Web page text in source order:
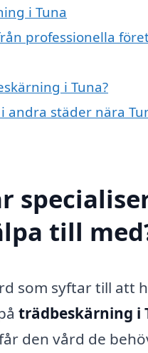
i Tuna
professionella
i Tuna?
andra städer nära
till
som syftar till att
trädbeskärning i
den vård de